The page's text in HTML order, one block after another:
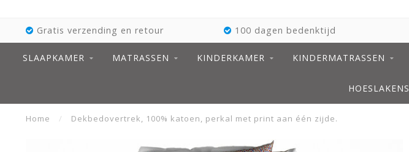
Gratis verzending en retour 100 dagen bedenktijd
SLAAPKAMER MATRASSEN KINDERKAMER KINDERMATRASSEN
HOESLAKENS
Home / Dekbedovertrek, 100% katoen, perkal met print aan één zijde.